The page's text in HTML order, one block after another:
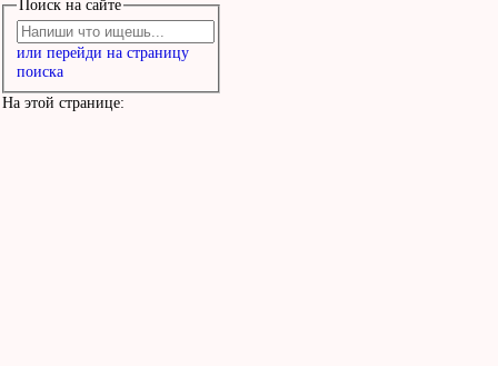
Поиск на сайте
или перейди на страницу
поиска
На этой странице: